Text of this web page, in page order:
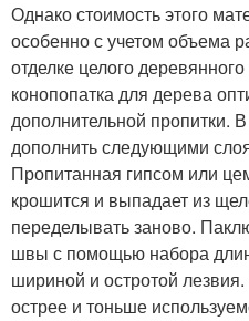
Однако стоимость этого
особенно с учетом объема
отделке целого
конопопатка для дерева
дополнительной пропитки.
дополнить следующими
Пропитанная гипсом или
крошится и выпадает из
переделывать заново.
швы с помощью набора
шириной и остротой
острее и тоньше